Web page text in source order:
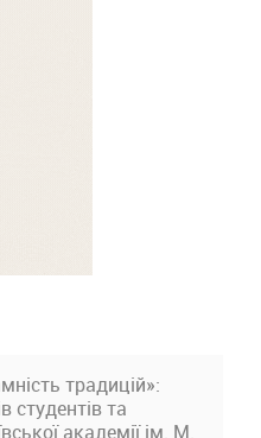
традицій»:
студентів та
академії ім. М.